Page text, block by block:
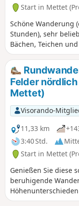
Start in Mettet
Schöne Wanderung
Stunden), sehr
Bächen, Teichen
Landschaft. Sie
Schloss von Sart-
Einige kurze
Schotterstraßen
anderen schönen
gelangen, wo der
Jagdtermine weiter
Felder
Mettet)
Visorando-
11,33 km
3:40 Std.
Start in Mettet
Genießen Sie diese
beruhigende
Wäldern und